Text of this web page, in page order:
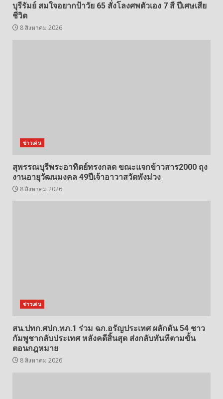
บุรีรัมย์ สมใจอยากป้าวัย 65 สั่งโลงศพตัวเอง 7 สี ปีเศษเสีย
ชีวิต
8 สิงหาคม 2026
ข่าวเด่น
สุพรรณบุรีพระอาทิตย์ทรงกลด ขณะแจกข้าวสาร2000 ถุง
งานอายุวัฒนมงคล 49ปีเจ้าอาวาสวัดพังม่วง
8 สิงหาคม 2026
ข่าวเด่น
สน.ปทก.ศปก.ทภ.1 ร่วม ฉก.อรัญประเทศ ผลักดัน 54 ชาว
กัมพูชากลับประเทศ หลังคดีสิ้นสุด ส่งกลับทันทีตามขั้น
ตอนกฎหมาย
8 สิงหาคม 2026